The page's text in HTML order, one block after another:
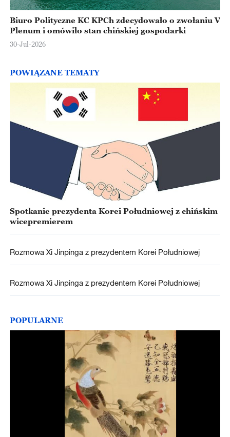
Biuro Polityczne KC KPCh zdecydowało o zwołaniu V
Plenum i omówiło stan chińskiej gospodarki
30-Jul-2026
POWIĄZANE TEMATY
Spotkanie prezydenta Korei Południowej z chińskim
Rozmowa Xi Jinpinga z prezydentem Korei Południowej
Rozmowa Xi Jinpinga z prezydentem Korei Południowej
POPULARNE